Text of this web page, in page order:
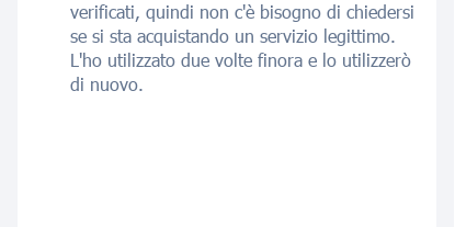
verificati, quindi non c'è bisogno di chiedersi
se si sta acquistando un servizio legittimo.
L'ho utilizzato due volte finora e lo utilizzerò
di nuovo.